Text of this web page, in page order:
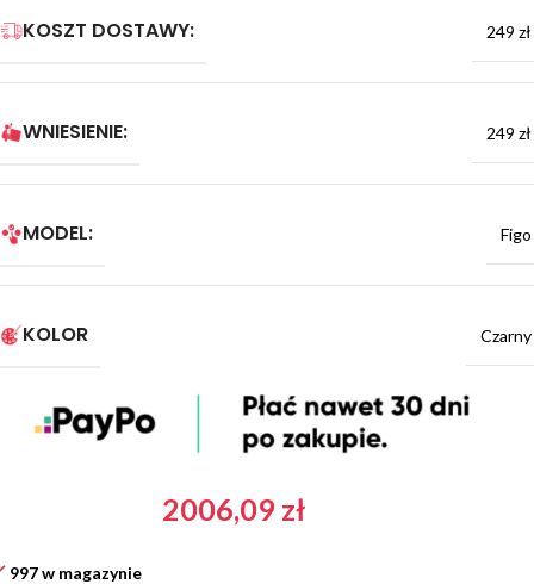
KOSZT DOSTAWY: 249 zł
WNIESIENIE: 249 zł
MODEL: Figo
KOLOR Czarny
2006,09 zł
997 w magazynie